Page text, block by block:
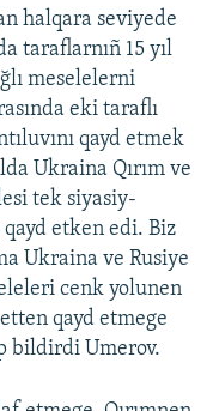
halqara seviyede
taraflarnıñ 15 yıl
meselelerni
eki taraflı
qayd etmek
Ukraina Qırım ve
tek siyasiy-
etken edi. Biz
Ukraina ve Rusiye
cenk yolunen
qayd etmege
bildirdi Umerov.